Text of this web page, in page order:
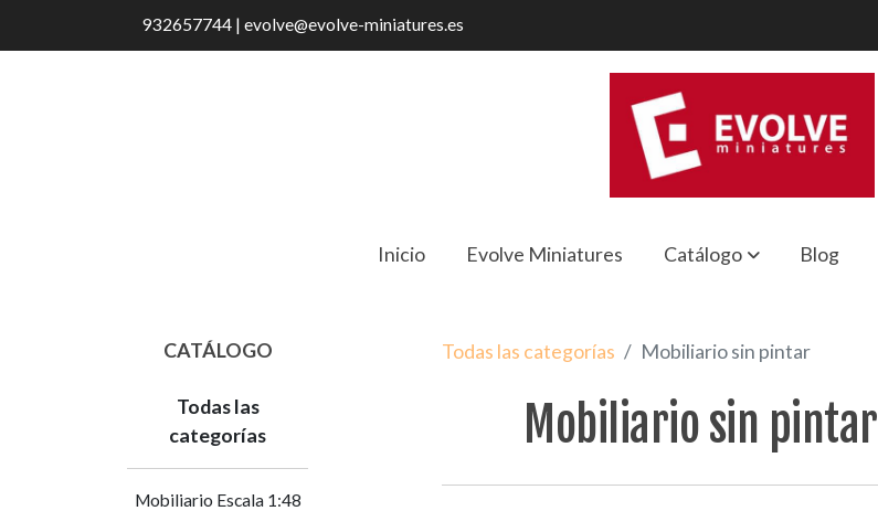
932657744 | evolve@evolve-miniatures.es
Inicio Evolve Miniatures Catálogo Blog
CATÁLOGO
Todas las
categorías
Mobiliario Escala 1:48
Todas las categorías Mobiliario sin pintar
Mobiliario sin pintar